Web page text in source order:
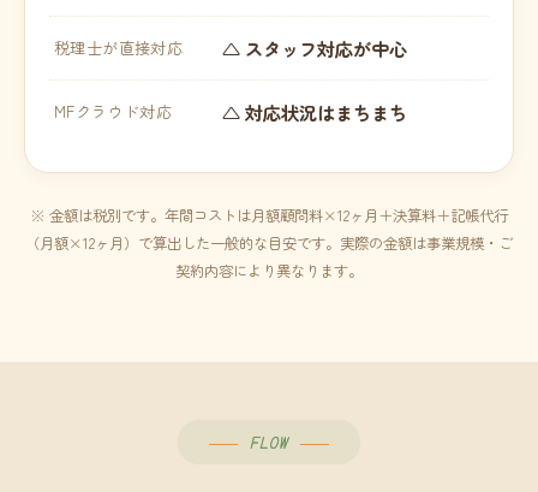
税理士が直接対応 △ スタッフ対応が中心
MFクラウド対応 △ 対応状況はまちまち
※ 金額は税別です。年間コストは月額顧問料×12ヶ月＋決算料＋記帳代行
（月額×12ヶ月）で算出した一般的な目安です。実際の金額は事業規模・ご
契約内容により異なります。
FLOW